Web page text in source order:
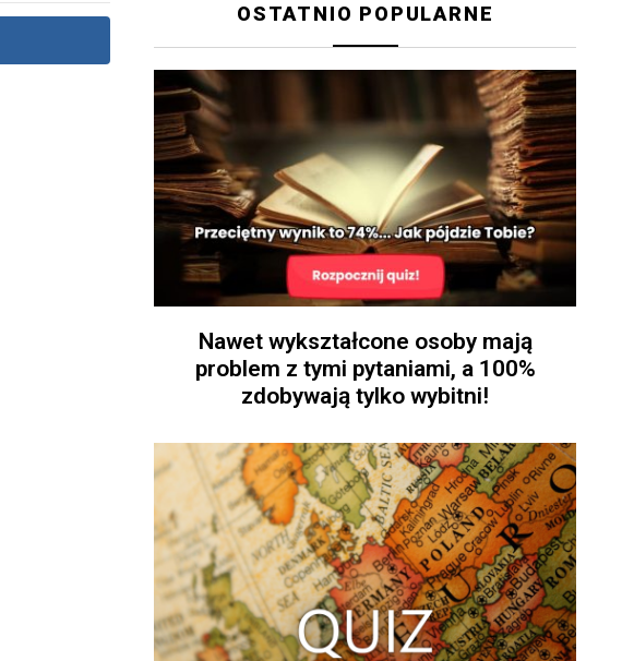
OSTATNIO POPULARNE
Nawet wykształcone osoby mają
problem z tymi pytaniami, a 100%
zdobywają tylko wybitni!